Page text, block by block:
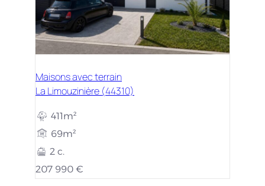
Maisons avec terrain
La Limouzinière (44310)
411m²
69m²
2 c.
207 990 €